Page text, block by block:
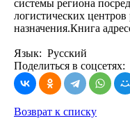
системы региона
логистических
назначения.Книга
Язык: Русский
Поделиться в соцсетях:
Возврат к списку